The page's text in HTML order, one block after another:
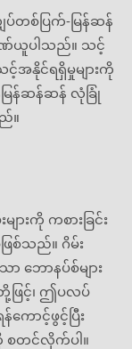
ပ်တစ်ပြက်-မြန်ဆန်
ဏ်ယူပါသည်။ သင့်
အနိုင်ရရှိမှုများကို
န်မြန်ဆန်ဆန် လုံခြုံ
။
ားကို ကစားခြင်း
စ်သည်။ ဂိမ်း
ာ ဘောနပ်စ်များ
တို့ဖြင့်၊ ဤပလပ်
ောင့်ဖွင့်ပြီး
စတင်လိုက်ပါ။